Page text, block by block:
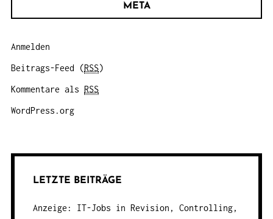
META
Anmelden
Beitrags-Feed (RSS)
Kommentare als RSS
WordPress.org
LETZTE BEITRÄGE
Anzeige: IT-Jobs in Revision, Controlling,